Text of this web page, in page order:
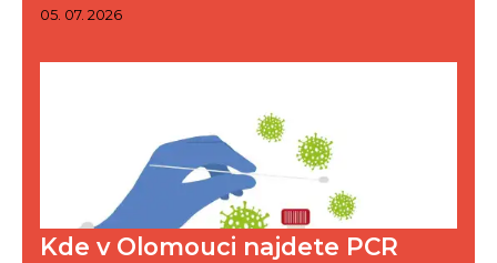
05. 07. 2026
Kde v Olomouci najdete PCR